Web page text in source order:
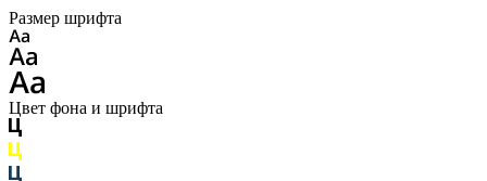
Размер шрифта
Цвет фона и шрифта